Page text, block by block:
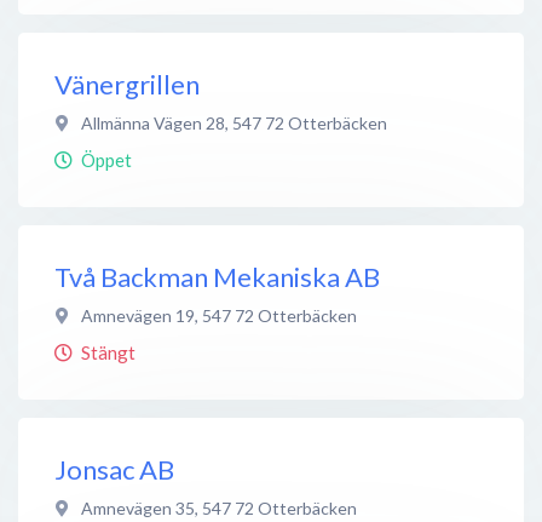
Vänergrillen
Allmänna Vägen 28, 547 72 Otterbäcken
Öppet
Två Backman Mekaniska AB
Amnevägen 19, 547 72 Otterbäcken
Stängt
Jonsac AB
Amnevägen 35, 547 72 Otterbäcken